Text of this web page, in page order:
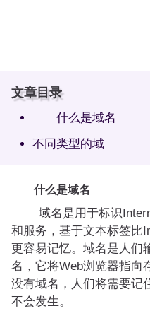
文章目录
什么是域名
不同类型的域
什么是域名
域名是用于标识
和服务，基于文本标签比
更容易记忆。域名是人们
名，它将Web浏览器指向
没有域名，人们将需要记
不会发生。